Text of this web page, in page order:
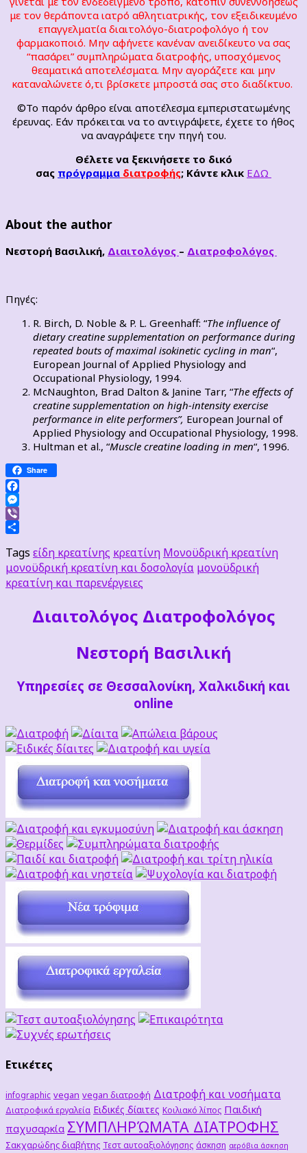
με τον θεράποντα ιατρό αθλητιατρικής, τον εξειδικευμένο
επαγγελματία διαιτολόγο-διατροφολόγο ή τον
φαρμακοποιό. Μην αφήνετε κανέναν ανειδίκευτο να σας
“πασάρει” συμπληρώματα διατροφής, υποσχόμενος
θεαματικά αποτελέσματα. Μην αγοράζετε και μην
καταναλώνετε ό,τι βρίσκετε μπροστά σας στο διαδίκτυο.
©Το παρόν άρθρο είναι αποτέλεσμα εμπεριστατωμένης
έρευνας. Εάν πρόκειται να το αντιγράψετε, έχετε το ήθος
να αναγράψετε την πηγή του.
Θέλετε να ξεκινήσετε το δικό
σας πρόγραμμα διατροφής; Κάντε κλικ ΕΔΩ
About the author
Νεστορή Βασιλική, Διαιτολόγος – Διατροφολόγος
Πηγές:
R. Birch, D. Noble & P. L. Greenhaff: “The influence of
dietary creatine supplementation on performance during
repeated bouts of maximal isokinetic cycling in man“,
European Journal of Applied Physiology and
Occupational Physiology, 1994.
McNaughton, Brad Dalton & Janine Tarr, “The effects of
creatine supplementation on high-intensity exercise
performance in elite performers”, European Journal of
Applied Physiology and Occupational Physiology, 1998.
Hultman et al., “Muscle creatine loading in men“, 1996.
Share
Facebook
Messenger
Viber
Tags είδη κρεατίνης κρεατίνη Μονοϋδρική κρεατίνη
μονοϋδρική κρεατίνη και δοσολογία μονοϋδρική
κρεατίνη και παρενέργειες
Διαιτoλόγος Διατροφολόγος
Νεστορή Βασιλική
Υπηρεσίες σε Θεσσαλονίκη, Χαλκιδική και
online
Ετικέτες
infographic vegan vegan διατροφή Διατροφή και νοσήματα
Διατροφικά εργαλεία Ειδικές δίαιτες Κοιλιακό λίπος Παιδική
παχυσαρκία ΣΥΜΠΛΗΡΏΜΑΤΑ ΔΙΑΤΡΟΦΗΣ
Σακχαρώδης διαβήτης Τεστ αυτοαξιολόγησης άσκηση αερόβια άσκηση